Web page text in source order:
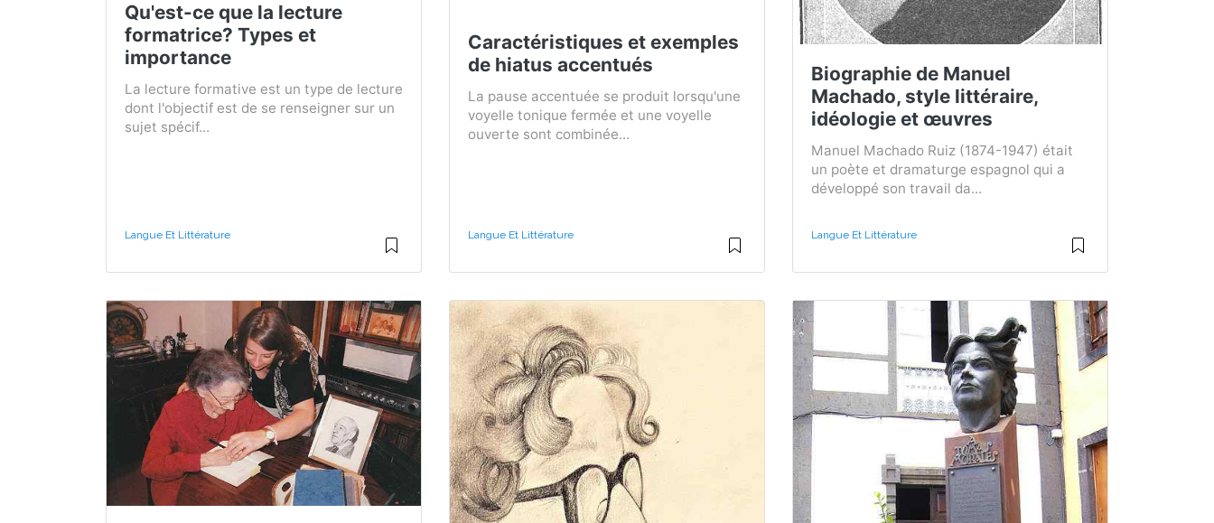
Qu'est-ce que la lecture
formatrice? Types et
importance
La lecture formative est un type de lecture
dont l'objectif est de se renseigner sur un
sujet spécif...
Langue Et Littérature
Caractéristiques et exemples
de hiatus accentués
La pause accentuée se produit lorsqu'une
voyelle tonique fermée et une voyelle
ouverte sont combinée...
Langue Et Littérature
Biographie de Manuel
Machado, style littéraire,
idéologie et œuvres
Manuel Machado Ruiz (1874-1947) était
un poète et dramaturge espagnol qui a
développé son travail da...
Langue Et Littérature